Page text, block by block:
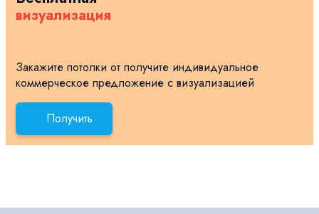
визуализация
Закажите потолки от получите индивидуальное
коммерческое предложение с визуализацией
Получить